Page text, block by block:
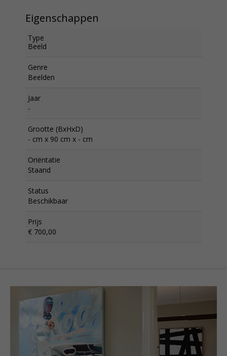
Eigenschappen
Type
Beeld
Genre
Beelden
Jaar
-
Grootte (BxHxD)
- cm x 90 cm x - cm
Oriëntatie
Staand
Status
Beschikbaar
Prijs
€ 700,00